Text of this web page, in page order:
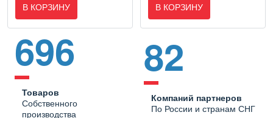
В КОРЗИНУ В КОРЗИНУ
696
Товаров
Собственного
производства
82
Компаний партнеров
По России и странам СНГ